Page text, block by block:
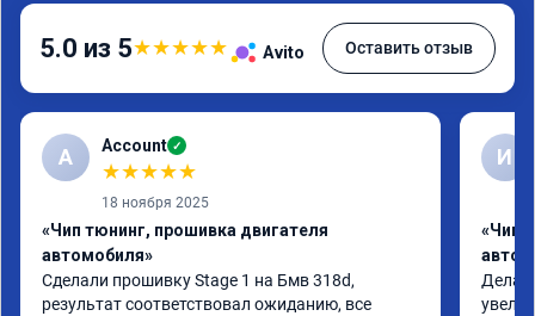
5.0 из 5★★★★★ Avito Оставить отзыв
A Account ✓
★★★★★
18 ноября 2025
«Чип тюнинг, прошивка двигателя
автомобиля»
Сделали прошивку Stage 1 на Бмв 318d,
результат соответствовал ожиданию, все
И
«Чип